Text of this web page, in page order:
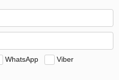
WhatsApp
Viber